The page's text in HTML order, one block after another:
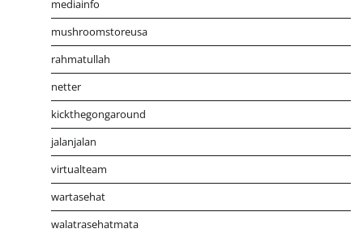
mediainfo
mushroomstoreusa
rahmatullah
netter
kickthegongaround
jalanjalan
virtualteam
wartasehat
walatrasehatmata